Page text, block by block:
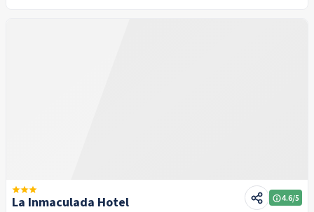
La Inmaculada Hotel 4.6/5